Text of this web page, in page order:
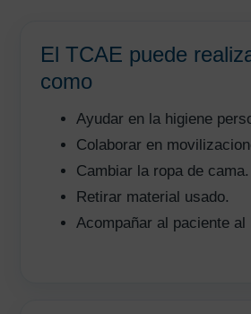
El TCAE puede
como
Ayudar en la higiene
Colaborar en
Cambiar la ropa de cama.
Retirar material usado.
Acompañar al paciente al